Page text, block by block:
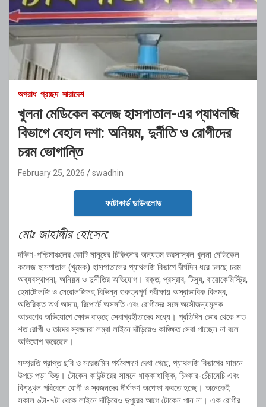
অপরাধ প্রচ্ছদ সারাদেশ
খুলনা মেডিকেল কলেজ হাসপাতাল-এর প্যাথলজি
বিভাগে বেহাল দশা: অনিয়ম, দুর্নীতি ও রোগীদের
চরম ভোগান্তি
February 25, 2026 swadhin
ফটোকার্ড ডাউনলোড
মোঃ জাহাঙ্গীর হোসেন:
দক্ষিণ-পশ্চিমাঞ্চলের কোটি মানুষের চিকিৎসার অন্যতম ভরসাস্থল খুলনা মেডিকেল
কলেজ হাসপাতাল (খুমেক) হাসপাতালের প্যাথলজি বিভাগে দীর্ঘদিন ধরে চলছে চরম
অব্যবস্থাপনা, অনিয়ম ও দুর্নীতির অভিযোগ। রক্ত, প্রস্রাব, টিস্যু, বায়োকেমিস্ট্রি,
হেমাটোলজি ও সেরোলজিসহ বিভিন্ন গুরুত্বপূর্ণ পরীক্ষায় অস্বাভাবিক বিলম্ব,
অতিরিক্ত অর্থ আদায়, রিপোর্টে অসঙ্গতি এবং রোগীদের সঙ্গে অসৌজন্যমূলক
আচরণের অভিযোগে ক্ষোভ বাড়ছে সেবাগ্রহীতাদের মধ্যে। প্রতিদিন ভোর থেকে শত
শত রোগী ও তাদের স্বজনরা লম্বা লাইনে দাঁড়িয়েও কাঙ্ক্ষিত সেবা পাচ্ছেন না বলে
অভিযোগ করেছেন।
সম্প্রতি প্রাপ্ত ছবি ও সরেজমিন পর্যবেক্ষণে দেখা গেছে, প্যাথলজি বিভাগের সামনে
উপচে পড়া ভিড়। টোকেন কাউন্টারের সামনে ধাক্কাধাক্কি, চিৎকার-চেঁচামেচি এবং
বিশৃঙ্খল পরিবেশে রোগী ও স্বজনদের দীর্ঘক্ষণ অপেক্ষা করতে হচ্ছে। অনেকেই
সকাল ৬টা-৭টা থেকে লাইনে দাঁড়িয়েও দুপুরের আগে টোকেন পান না। এক রোগীর